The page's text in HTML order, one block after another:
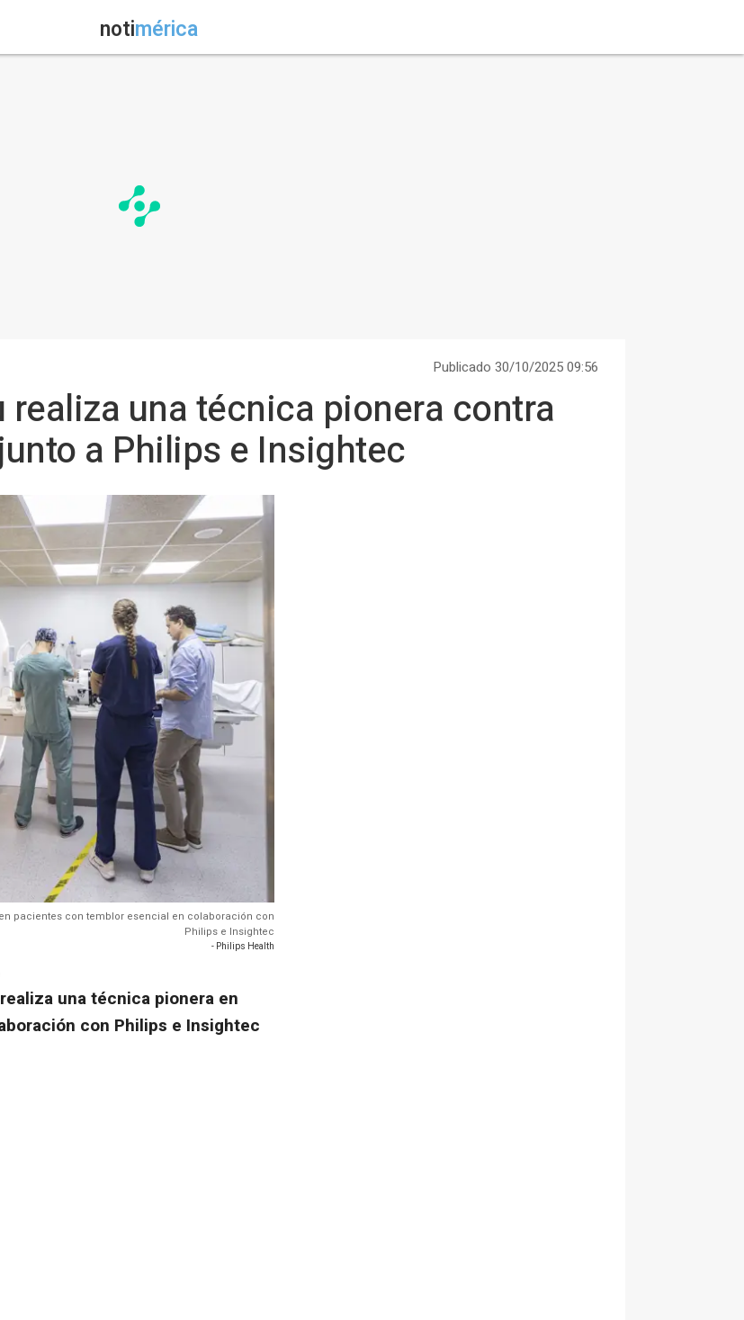
notimérica
Publicado 30/10/2025 09:56
realiza una técnica pionera contra
a Philips e Insightec
pacientes con temblor esencial en colaboración con
Philips e Insightec
- Philips Health
una técnica pionera en
con Philips e Insightec